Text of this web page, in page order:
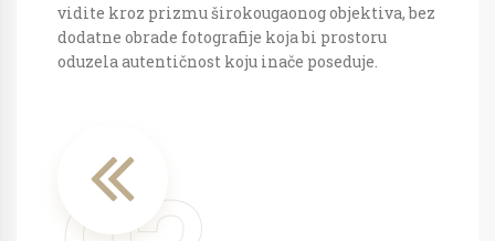
vidite kroz prizmu širokougaonog objektiva, bez
dodatne obrade fotografije koja bi prostoru
oduzela autentičnost koju inače poseduje.